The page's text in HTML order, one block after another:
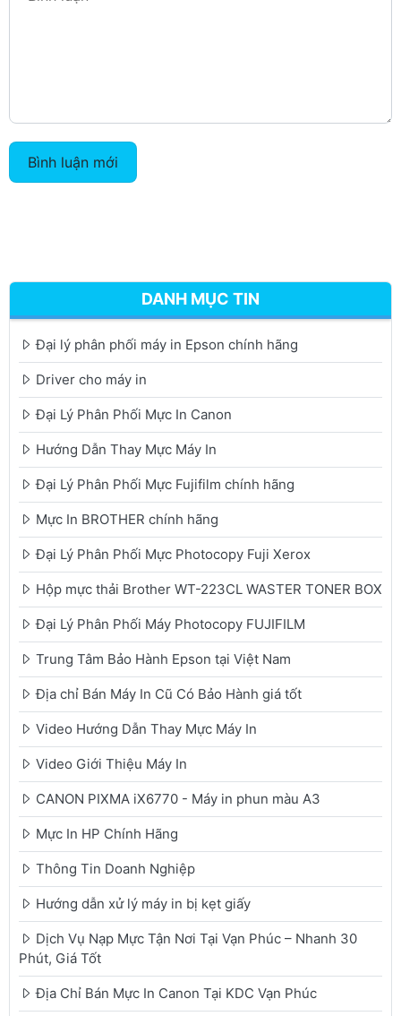
Bình luận mới
DANH MỤC TIN
Đại lý phân phối máy in Epson chính hãng
Driver cho máy in
Đại Lý Phân Phối Mực In Canon
Hướng Dẫn Thay Mực Máy In
Đại Lý Phân Phối Mực Fujifilm chính hãng
Mực In BROTHER chính hãng
Đại Lý Phân Phối Mực Photocopy Fuji Xerox
Hộp mực thải Brother WT-223CL WASTER TONER BOX
Đại Lý Phân Phối Máy Photocopy FUJIFILM
Trung Tâm Bảo Hành Epson tại Việt Nam
Địa chỉ Bán Máy In Cũ Có Bảo Hành giá tốt
Video Hướng Dẫn Thay Mực Máy In
Video Giới Thiệu Máy In
CANON PIXMA iX6770 - Máy in phun màu A3
Mực In HP Chính Hãng
Thông Tin Doanh Nghiệp
Hướng dẫn xử lý máy in bị kẹt giấy
Dịch Vụ Nạp Mực Tận Nơi Tại Vạn Phúc – Nhanh 30
Phút, Giá Tốt
Địa Chỉ Bán Mực In Canon Tại KDC Vạn Phúc